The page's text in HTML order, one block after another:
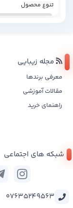
تنوع محصول
مجله زیبایی
معرفی برندها
مقالات آموزشی
راهنمای خرید
شبکه های اجتماعی
07635249563